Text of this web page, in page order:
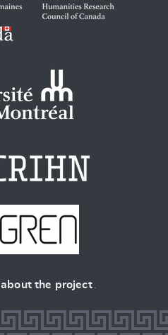
about the project